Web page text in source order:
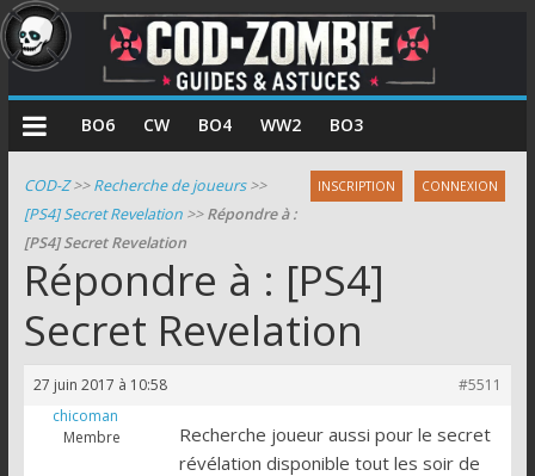
COD
Zombie
Guides
et
astuces
pour
le
zombie
BO6 CW BO4 WW2 BO3
INSCRIPTION CONNEXION
COD-Z>>Recherche de joueurs>>
[PS4] Secret Revelation>>Répondre à :
[PS4] Secret Revelation
Répondre à : [PS4]
Secret Revelation
27 juin 2017 à 10:58
#5511
chicoman
Membre
Recherche joueur aussi pour le secret
révélation disponible tout les soir de